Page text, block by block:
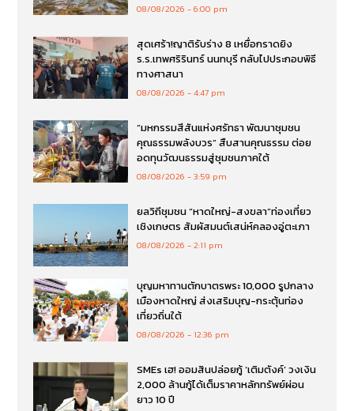
08/08/2026 6:00 pm
สุดเศร้า!ญาติรับร่าง 8 เหยื่อกราดยิง
ร.ร.เทพศริรินทร์ นนทบุรี กลับไปประกอบพิธี
ทางศาสนา
08/08/2026 4:47 pm
“มหกรรมสีสันแห่งศรัทธา พัฒนาชุมชน
คุณธรรมพลังบวร” สืบสานคุณธรรม ต่อย
อดทุนวัฒนธรรมสู่ชุมชนภาคใต้
08/08/2026 3:59 pm
ยลวิถีชุมชน “หาดใหญ่-สงขลา”ท่องเที่ยว
เชิงเกษตร สัมผัสมนต์เสน่ห์คลองอู่ตะเภา
08/08/2026 2:11 pm
บุญมหาทานตักบาตรพระ 10,000 รูปกลาง
เมืองหาดใหญ่ ส่งเสริมบุญ-กระตุ้นท่อง
เที่ยวถิ่นใต้
08/08/2026 12:36 pm
SMEs เฮ! ออมสินปล่อยกู้ ‘เติมตังค์’ วงเงิน
2,000 ล้านกู้ได้เต็มราคาหลักทรัพย์ผ่อน
ยาว 10 ปี